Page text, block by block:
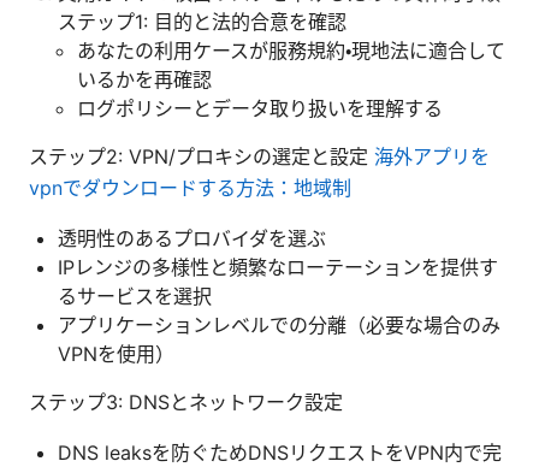
ステップ1: 目的と法的合意を確認
あなたの利用ケースが服務規約・現地法に適合して
いるかを再確認
ログポリシーとデータ取り扱いを理解する
ステップ2: VPN/プロキシの選定と設定 海外アプリを
vpnでダウンロードする方法：地域制
透明性のあるプロバイダを選ぶ
IPレンジの多様性と頻繁なローテーションを提供す
るサービスを選択
アプリケーションレベルでの分離（必要な場合のみ
VPNを使用）
ステップ3: DNSとネットワーク設定
DNS leaksを防ぐためDNSリクエストをVPN内で完